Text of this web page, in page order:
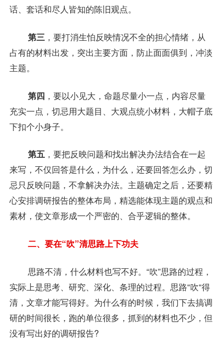
话、套话和尽人皆知的陈旧观点。
第三 ，要打消生怕反映情况不全的担心情绪，从
占有的材料出发，突出主要方面，防止面面俱到，冲淡
主题。
第四 ，要以小见大，命题尽量小一点，内容尽量
充实一点，切忌用大题目、大观点统小材料，大帽子底
下扣个小身子。
第五，要把反映问题和找出解决办法结合在一起
来写，不仅回答是什么，为什么，还要回答怎么办，切
忌只反映问题，不拿解决办法。主题确定之后，还要精
心安排调研报告的整体布局，精选能体现主题的观点和
素材，使文章形成一个严密的、合乎逻辑的整体。
二、要在“吹”清思路上下功夫
思路不清，什么材料也写不好。“吹”思路的过程，
实际上是思考、研究、深化、条理的过程。思路“吹“得
清，文章才能写得好。为什么有的时候，我们下去搞调
研的时间很长，跑的单位很多，抓到的材料也不少，但
没有写出好的调研报告?